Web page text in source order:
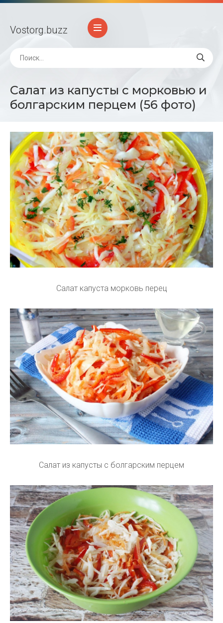
Vostorg.buzz
Салат из капусты с морковью и
болгарским перцем (56 фото)
Салат капуста морковь перец
Салат из капусты с болгарским перцем